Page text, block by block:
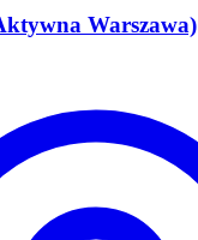
Warszawa)